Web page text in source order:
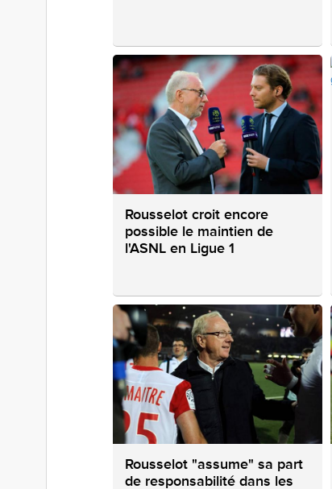
Rousselot croit encore
possible le maintien de
l'ASNL en Ligue 1
Rousselot "assume" sa part
de responsabilité dans les